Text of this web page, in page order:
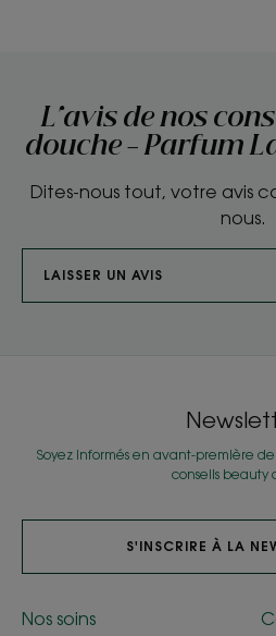
L'avis de nos
douche - Parfum
Dites-nous tout, votre avis
nous.
LAISSER UN AVIS
Soyez informés en avant-première de
conseils beauty
S'INSCRIRE À LA
Nos soins